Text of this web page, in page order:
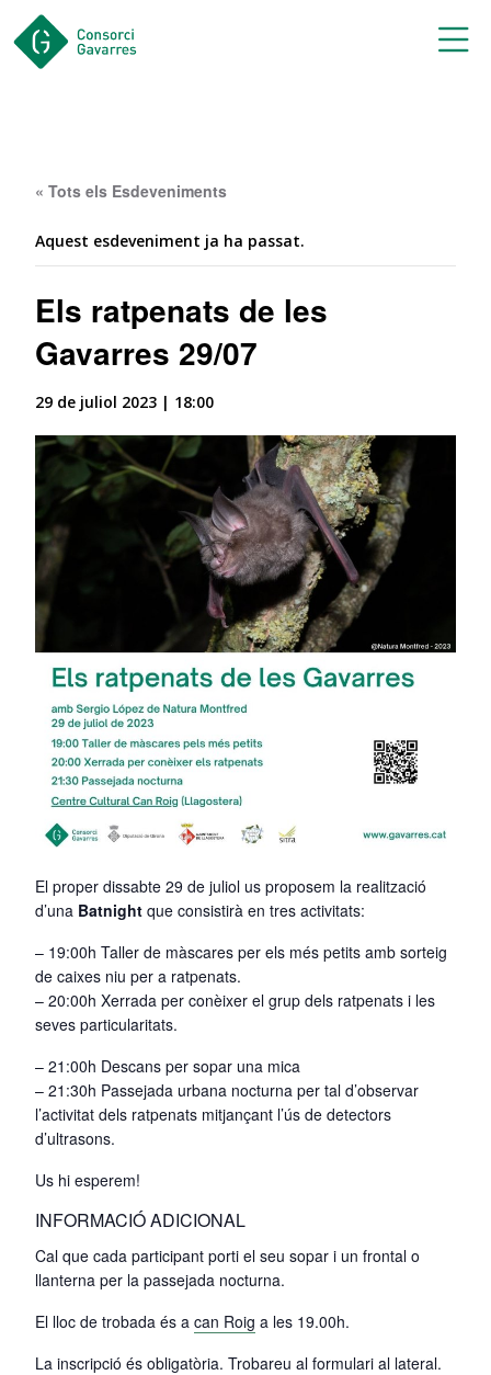
« Tots els Esdeveniments
Aquest esdeveniment ja ha passat.
Els ratpenats de les
Gavarres 29/07
29 de juliol 2023 | 18:00
El proper dissabte 29 de juliol us proposem la realització
d’una Batnight que consistirà en tres activitats:
– 19:00h Taller de màscares per els més petits amb sorteig
de caixes niu per a ratpenats.
– 20:00h Xerrada per conèixer el grup dels ratpenats i les
seves particularitats.
– 21:00h Descans per sopar una mica
– 21:30h Passejada urbana nocturna per tal d’observar
l’activitat dels ratpenats mitjançant l’ús de detectors
d’ultrasons.
Us hi esperem!
INFORMACIÓ ADICIONAL
Cal que cada participant porti el seu sopar i un frontal o
llanterna per la passejada nocturna.
El lloc de trobada és a can Roig a les 19.00h.
La inscripció és obligatòria. Trobareu al formulari al lateral.